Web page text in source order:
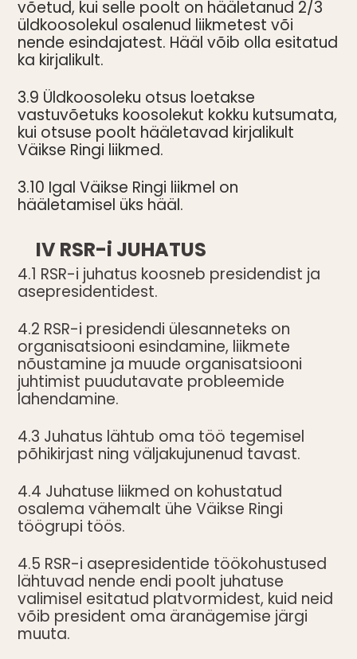
võetud, kui selle poolt on hääletanud 2/3
üldkoosolekul osalenud liikmetest või
nende esindajatest. Hääl võib olla esitatud
ka kirjalikult.
3.9 Üldkoosoleku otsus loetakse
vastuvõetuks koosolekut kokku kutsumata,
kui otsuse poolt hääletavad kirjalikult
Väikse Ringi liikmed.
3.10 Igal Väikse Ringi liikmel on
hääletamisel üks hääl.
IV RSR-i JUHATUS
4.1 RSR-i juhatus koosneb presidendist ja
asepresidentidest.
4.2 RSR-i presidendi ülesanneteks on
organisatsiooni esindamine, liikmete
nõustamine ja muude organisatsiooni
juhtimist puudutavate probleemide
lahendamine.
4.3 Juhatus lähtub oma töö tegemisel
põhikirjast ning väljakujunenud tavast.
4.4 Juhatuse liikmed on kohustatud
osalema vähemalt ühe Väikse Ringi
töögrupi töös.
4.5 RSR-i asepresidentide töökohustused
lähtuvad nende endi poolt juhatuse
valimisel esitatud platvormidest, kuid neid
võib president oma äranägemise järgi
muuta.